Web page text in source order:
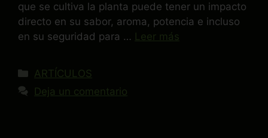
que se cultiva la planta puede tener un impacto
directo en su sabor, aroma, potencia e incluso
en su seguridad para … Leer más
ARTÍCULOS
Deja un comentario